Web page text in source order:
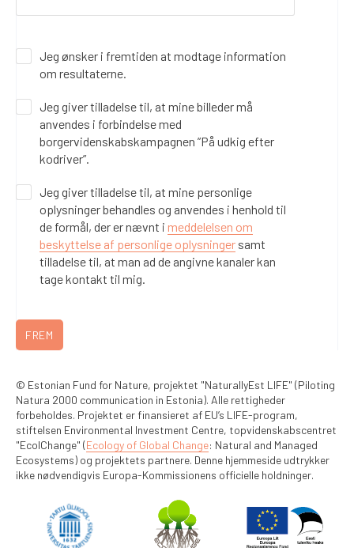
Jeg ønsker i fremtiden at modtage information
om resultaterne.
Jeg giver tilladelse til, at mine billeder må
anvendes i forbindelse med
borgervidenskabskampagnen ”På udkig efter
kodriver”.
Jeg giver tilladelse til, at mine personlige
oplysninger behandles og anvendes i henhold til
de formål, der er nævnt i meddelelsen om
beskyttelse af personlige oplysninger samt
tilladelse til, at man ad de angivne kanaler kan
tage kontakt til mig.
FREM
© Estonian Fund for Nature, projektet "NaturallyEst LIFE" (Piloting
Natura 2000 communication in Estonia). Alle rettigheder
forbeholdes. Projektet er finansieret af EU’s LIFE-program,
stiftelsen Environmental Investment Centre, topvidenskabscentret
"EcolChange" (Ecology of Global Change: Natural and Managed
Ecosystems) og projektets partnere. Denne hjemmeside udtrykker
ikke nødvendigvis Europa-Kommissionens officielle holdninger.